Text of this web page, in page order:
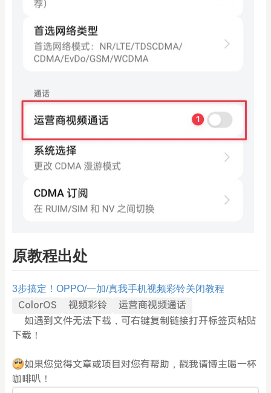
原教程出处
3步搞定！OPPO/一加/真我手机视频彩铃关闭教程
ColorOS 视频彩铃
运营商视频通话
如遇到文件无法下载，可右键复制链接打开标签页粘贴
下载！
如果您觉得文章或项目对您有帮助，戳我请博主喝一杯
咖啡叭！